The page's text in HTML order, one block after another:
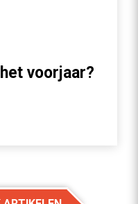
voorjaar?